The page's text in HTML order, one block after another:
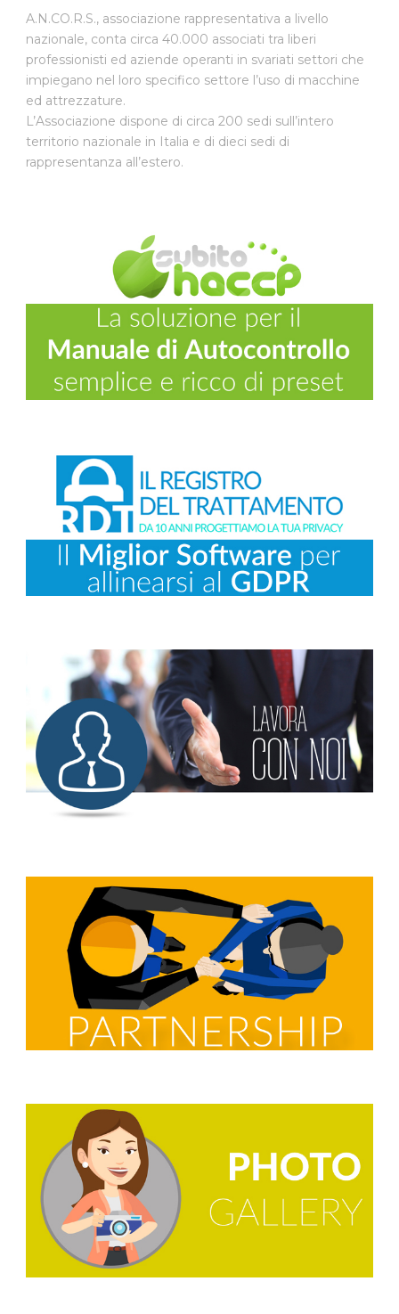
A.N.CO.R.S., associazione rappresentativa a livello
nazionale, conta circa 40.000 associati tra liberi
professionisti ed aziende operanti in svariati settori che
impiegano nel loro specifico settore l’uso di macchine
ed attrezzature.
L’Associazione dispone di circa 200 sedi sull’intero
territorio nazionale in Italia e di dieci sedi di
rappresentanza all’estero.